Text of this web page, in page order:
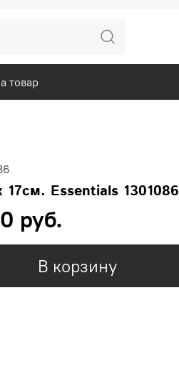
товар
17см. Essentials 1301086
руб.
В корзину